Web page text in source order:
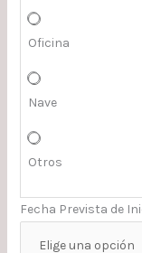
Oficina
Nave
Otros
Fecha Prevista de